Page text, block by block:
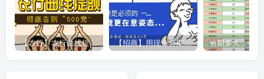
【农行】农行曲线提额，彻底告别“500党” 【招商】用现金分期提额，额度直上6万